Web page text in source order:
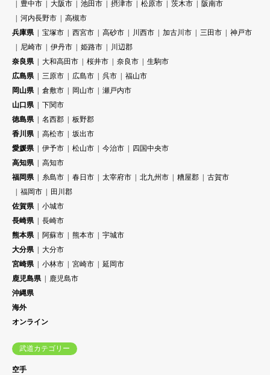
豊中市 大阪市 池田市 摂津市 松原市 茨木市
阪南市
河内長野市
高槻市
兵庫県
宝塚市 西宮市 高砂市 川西市 加古川市 三田市
神戸市
尼崎市
伊丹市 姫路市
川辺郡
奈良県
大和高田市 桜井市 奈良市
生駒市
広島県
三原市 広島市 呉市
福山市
岡山県
倉敷市 岡山市
瀬戸内市
山口県
下関市
徳島県
名西郡
板野郡
香川県
高松市
坂出市
愛媛県
伊予市 松山市 今治市
四国中央市
高知県
高知市
福岡県
糸島市 春日市 太宰府市 北九州市 糟屋郡
古賀市
福岡市
田川郡
佐賀県
小城市
長崎県
長崎市
熊本県
阿蘇市 熊本市
宇城市
大分県
大分市
宮崎県
小林市 宮崎市
延岡市
鹿児島県
鹿児島市
沖縄県
海外
オンライン
武道カテゴリー
空手